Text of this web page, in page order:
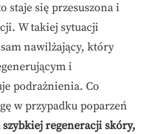
staje się przesuszona i
W takiej sytuacji
nawilżający, który
i
podrażnienia. Co
w przypadku poparzeń
szybkiej regeneracji skóry,